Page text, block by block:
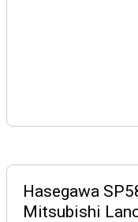
Hasegawa
Mitsubishi